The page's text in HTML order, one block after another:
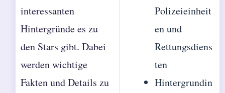
interessanten
Hintergründe es zu
den Stars gibt. Dabei
werden wichtige
Fakten und Details zu
Polizeieinheit
en und
Rettungsdiens
ten
Hintergrundin